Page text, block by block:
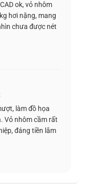
phủ chống chói hạn
việc kéo dài. Tùy
độ chính xác màu
ánh sáng xanh luôn
đến chất lượng
THOẢI
sáng. Hành trình
ok, vỏ nhôm
hơi nặng, mang
chưa được nét
làm đồ họa
Vỏ nhôm cầm rất
đáng tiền lắm